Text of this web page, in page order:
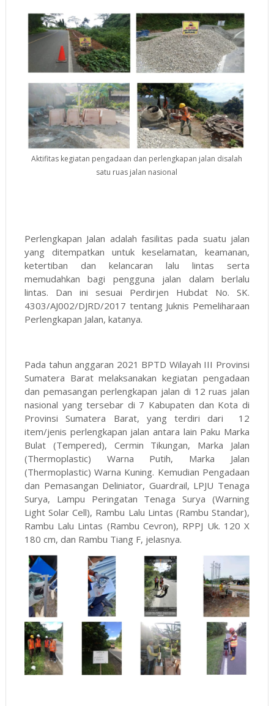
Aktifitas kegiatan pengadaan dan perlengkapan jalan disalah
satu ruas jalan nasional
Perlengkapan Jalan adalah fasilitas pada suatu jalan
yang ditempatkan untuk keselamatan, keamanan,
ketertiban dan kelancaran lalu lintas serta
memudahkan bagi pengguna jalan dalam berlalu
lintas. Dan ini sesuai Perdirjen Hubdat No. SK.
4303/AJ002/DJRD/2017 tentang Juknis Pemeliharaan
Perlengkapan Jalan, katanya.
Pada tahun anggaran 2021 BPTD Wilayah III Provinsi
Sumatera Barat melaksanakan kegiatan pengadaan
dan pemasangan perlengkapan jalan di 12 ruas jalan
nasional yang tersebar di 7 Kabupaten dan Kota di
Provinsi Sumatera Barat, yang terdiri dari 12
item/jenis perlengkapan jalan antara lain Paku Marka
Bulat (Tempered), Cermin Tikungan, Marka Jalan
(Thermoplastic) Warna Putih, Marka Jalan
(Thermoplastic) Warna Kuning. Kemudian Pengadaan
dan Pemasangan Deliniator, Guardrail, LPJU Tenaga
Surya, Lampu Peringatan Tenaga Surya (Warning
Light Solar Cell), Rambu Lalu Lintas (Rambu Standar),
Rambu Lalu Lintas (Rambu Cevron), RPPJ Uk. 120 X
180 cm, dan Rambu Tiang F, jelasnya.